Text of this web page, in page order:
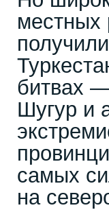
местных
битвах
Шугур и
самых
на